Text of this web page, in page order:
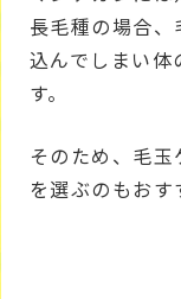
長毛種の場合
込んでしまい体
す。
そのため、毛
を選ぶのもおす